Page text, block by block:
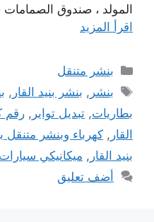
المولد ، صندوق
اقرأ المزيد
التصنيفات
بنشر متنقل
الوسوم
بنشر , بنشر بنيد القار ,
بطاريات, تبديل تواير , رقم
القار , كهرباء وبنشر متنقل
بنيد القار , ميكانيكي سيارات
أضف تعليق